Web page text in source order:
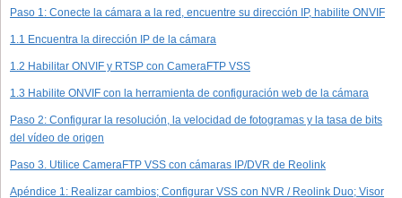
Paso 1: Conecte la cámara a la red, encuentre su dirección IP, habilite ONVIF
1.1 Encuentra la dirección IP de la cámara
1.2 Habilitar ONVIF y RTSP con CameraFTP VSS
1.3 Habilite ONVIF con la herramienta de configuración web de la cámara
Paso 2: Configurar la resolución, la velocidad de fotogramas y la tasa de bits
del vídeo de origen
Paso 3. Utilice CameraFTP VSS con cámaras IP/DVR de Reolink
Apéndice 1: Realizar cambios; Configurar VSS con NVR / Reolink Duo; Visor